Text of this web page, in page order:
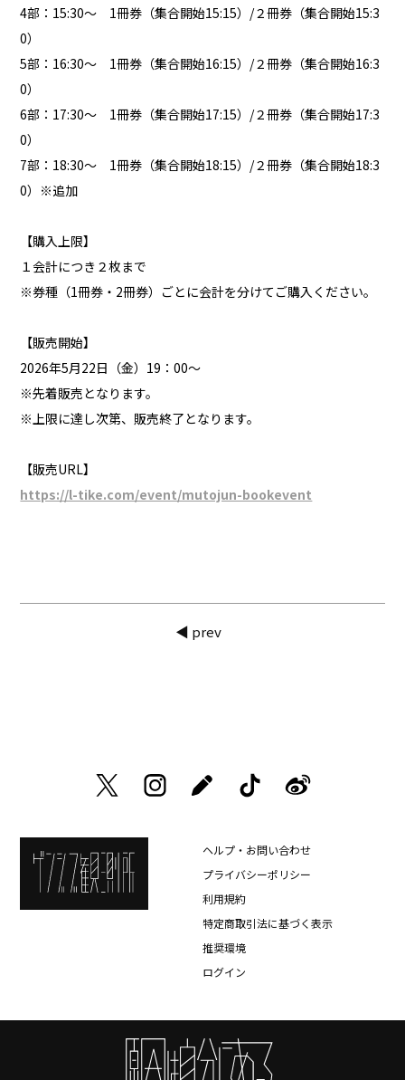
4部：15:30〜 1冊券（集合開始15:15）/２冊券（集合開始15:3
0）
5部：16:30〜 1冊券（集合開始16:15）/２冊券（集合開始16:3
0）
6部：17:30〜 1冊券（集合開始17:15）/２冊券（集合開始17:3
0）
7部：18:30〜 1冊券（集合開始18:15）/２冊券（集合開始18:3
0）※追加
【購入上限】
１会計につき２枚まで
※券種（1冊券・2冊券）ごとに会計を分けてご購入ください。
【販売開始】
2026年5月22日（金）19：00〜
※先着販売となります。
※上限に達し次第、販売終了となります。
【販売URL】
https://l-tike.com/event/mutojun-bookevent
◀ prev
ヘルプ・お問い合わせ
プライバシーポリシー
利用規約
特定商取引法に基づく表示
推奨環境
ログイン